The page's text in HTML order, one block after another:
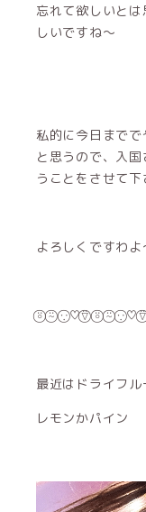
忘れて欲しいと
しいですね〜
私的に今日まで
と思うので、入
うことをさせて下
よろしくですわよ
⍤⃝ ⍨⃝ ∵⃝♡⍢⃝ ⍤⃝ ⍨⃝ ∵⃝♡⍢⃝
最近はドライフ
レモンかパイン